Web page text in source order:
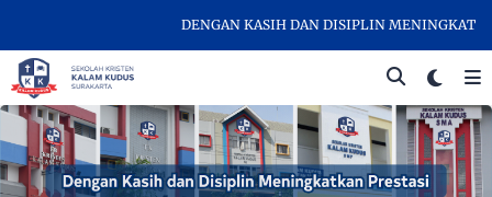
DENGAN KASIH DAN DISIPLIN MENINGKATKAN